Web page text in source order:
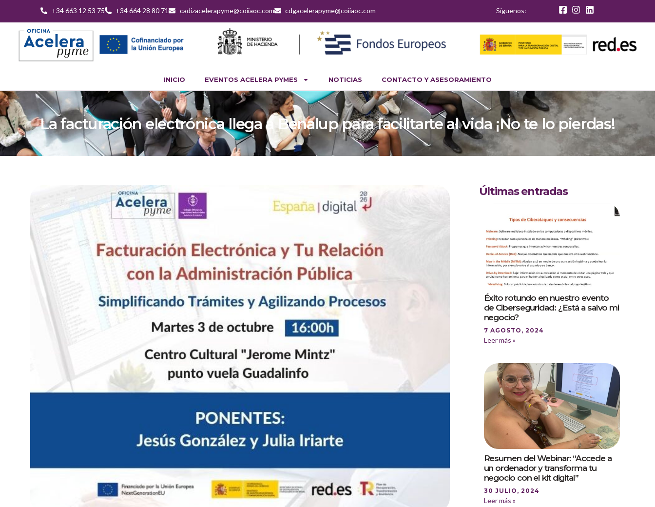
+34 663 12 53 75 +34 664 28 80 71 cadizacelerapyme@coiiaoc.com cdgacelerapyme@coiiaoc.com Síguenos:
INICIO EVENTOS ACELERA PYMES NOTICIAS CONTACTO Y ASESORAMIENTO
La facturación electrónica llega a Benalup para facilitarte al vida ¡No te lo pierdas!
Últimas entradas
Éxito rotundo en nuestro evento
de Ciberseguridad: ¿Está a salvo mi
negocio?
7 AGOSTO, 2024
Leer más »
Resumen del Webinar: “Accede a
un ordenador y transforma tu
negocio con el kit digital”
30 JULIO, 2024
Leer más »